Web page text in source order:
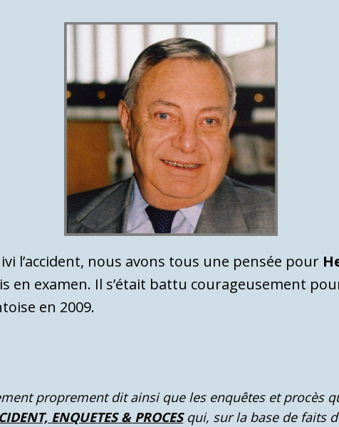
l’accident, nous avons tous une pensée pour
en examen. Il s’était battu courageusement
en 2009.
proprement dit ainsi que les enquêtes et procès
ENQUETES & PROCESqui, sur la base de faits